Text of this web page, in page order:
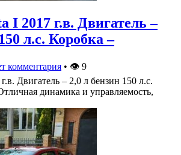
I 2017 г.в. Двигатель –
л.с. Коробка –
комментария • 👁 9
Двигатель – 2,0 л бензин 150 л.с.
динамика и управляемость,